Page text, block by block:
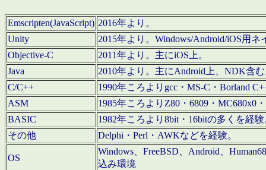
Emscripten(JavaScript) 2016年より。
Unity
2015年より。Windows/Android/iOS用
Objective-C
2011年より。主にiOS上。
Java
2010年より。主にAndroid上、NDK含
C/C++
1990年ころよりgcc・MS-C・Borland
ASM
1985年ころよりZ80・6809・MC680x0
BASIC
1982年ころより8bit・16bitの多くを経
その他
Delphi・Perl・AWKなどを経験。
OS
Windows、FreeBSD、Android、
込み環境